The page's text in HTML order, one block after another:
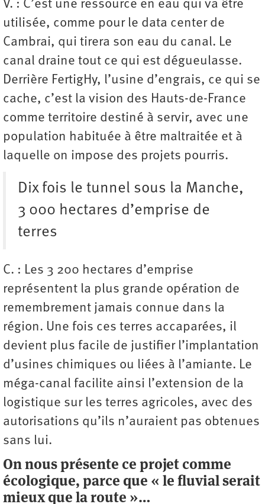
V. : C’est une ressource en eau qui va être
utilisée, comme pour le data center de
Cambrai, qui tirera son eau du canal. Le
canal draine tout ce qui est dégueulasse.
Derrière FertigHy, l’usine d’engrais, ce qui se
cache, c’est la vision des Hauts-de-France
comme territoire destiné à servir, avec une
population habituée à être maltraitée et à
laquelle on impose des projets pourris.
Dix fois le tunnel sous la Manche,
3 000 hectares d’emprise de
terres
C. : Les 3 200 hectares d’emprise
représentent la plus grande opération de
remembrement jamais connue dans la
région. Une fois ces terres accaparées, il
devient plus facile de justifier l’implantation
d’usines chimiques ou liées à l’amiante. Le
méga-canal facilite ainsi l’extension de la
logistique sur les terres agricoles, avec des
autorisations qu’ils n’auraient pas obtenues
sans lui.
On nous présente ce projet comme
écologique, parce que « le fluvial serait
mieux que la route »…